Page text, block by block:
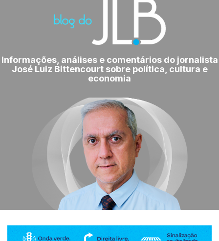
Informações, análises e comentários do jornalista
José Luiz Bittencourt sobre política, cultura e
economia